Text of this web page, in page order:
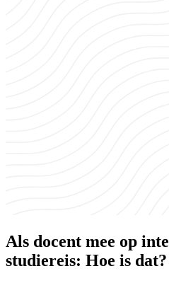
Als docent mee op
studiereis: Hoe is dat?